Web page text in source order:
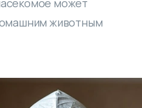
может
животным